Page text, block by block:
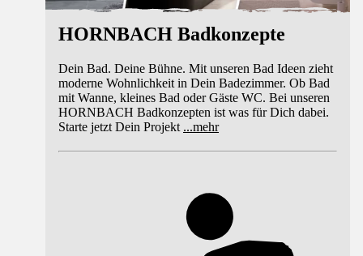
HORNBACH Badkonzepte
Dein Bad. Deine Bühne. Mit unseren Bad Ideen zieht
moderne Wohnlichkeit in Dein Badezimmer. Ob Bad
mit Wanne, kleines Bad oder Gäste WC. Bei unseren
HORNBACH Badkonzepten ist was für Dich dabei.
Starte jetzt Dein Projekt ...mehr